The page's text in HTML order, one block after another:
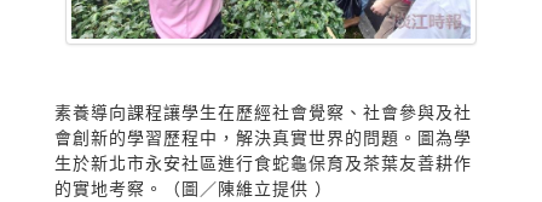
素養導向課程讓學生在歷經社會覺察、社會參與及社
會創新的學習歷程中，解決真實世界的問題。圖為學
生於新北市永安社區進行食蛇龜保育及茶葉友善耕作
的實地考察。（圖／陳維立提供 ）